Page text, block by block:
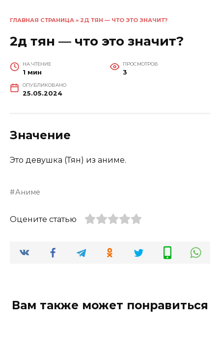
ГЛАВНАЯ СТРАНИЦА » 2Д ТЯН — ЧТО ЭТО ЗНАЧИТ?
2д тян — что это значит?
НА ЧТЕНИЕ
1 мин
ПРОСМОТРОВ
3
ОПУБЛИКОВАНО
25.05.2024
Значение
Это девушка (Тян) из аниме.
Аниме
Оцените статью
Вам также может понравиться